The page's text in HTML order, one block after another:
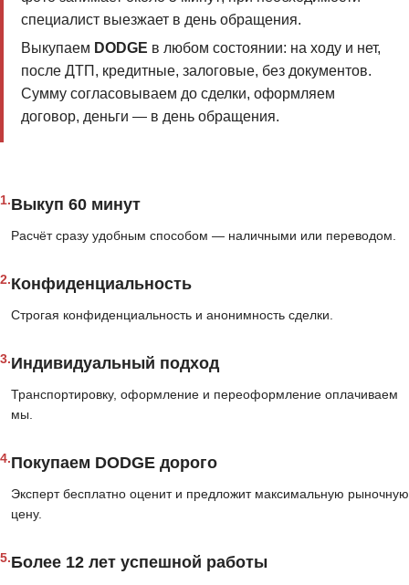
специалист выезжает в день обращения.
Выкупаем DODGE в любом состоянии: на ходу и нет,
после ДТП, кредитные, залоговые, без документов.
Сумму согласовываем до сделки, оформляем
договор, деньги — в день обращения.
1.Выкуп 60 минут
Расчёт сразу удобным способом — наличными или переводом.
2.Конфиденциальность
Строгая конфиденциальность и анонимность сделки.
3.Индивидуальный подход
Транспортировку, оформление и переоформление оплачиваем
мы.
4.Покупаем DODGE дорого
Эксперт бесплатно оценит и предложит максимальную рыночную
цену.
5.Более 12 лет успешной работы